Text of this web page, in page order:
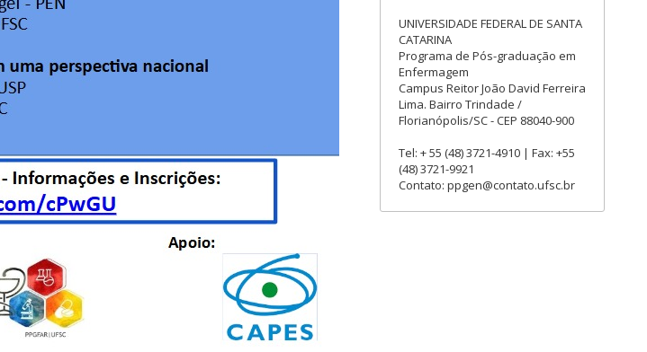
UNIVERSIDADE FEDERAL DE SANTA
CATARINA
Programa de Pós-graduação em
Enfermagem
Campus Reitor João David Ferreira
Lima. Bairro Trindade /
Florianópolis/SC - CEP 88040-900
Tel: + 55 (48) 3721-4910 | Fax: +55
(48) 3721-9921
Contato: ppgen@contato.ufsc.br